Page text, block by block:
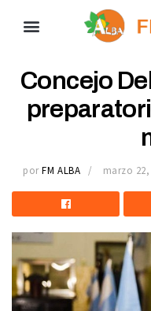
Concejo
por FM ALBA marzo 22,